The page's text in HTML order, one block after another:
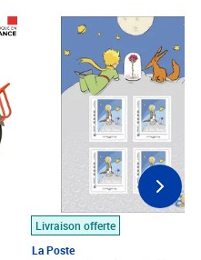
Livraison offerte
La Poste
Prix 7,50€